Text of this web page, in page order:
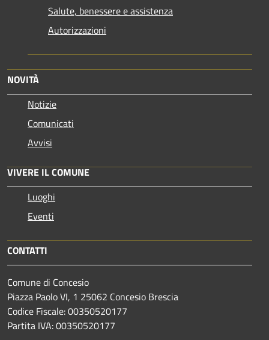
Salute, benessere e assistenza
Autorizzazioni
NOVITÀ
Notizie
Comunicati
Avvisi
VIVERE IL COMUNE
Luoghi
Eventi
CONTATTI
Comune di Concesio
Piazza Paolo VI, 1 25062 Concesio Brescia
Codice Fiscale: 00350520177
Partita IVA: 00350520177